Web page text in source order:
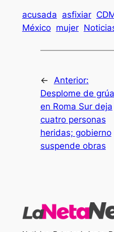
acusada asfixiar
México mujer
←
Anterior:
Desplome de grúa
en Roma Sur deja
cuatro personas
heridas; gobierno
suspende obras